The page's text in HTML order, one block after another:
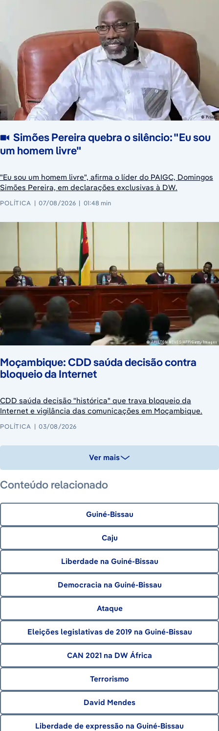
Simões Pereira quebra o silêncio: "Eu sou
um homem livre"
"Eu sou um homem livre", afirma o líder do PAIGC, Domingos
Simões Pereira, em declarações exclusivas à DW.
POLÍTICA 07/08/2026 01:48 min
Moçambique: CDD saúda decisão contra
bloqueio da Internet
CDD saúda decisão "histórica" que trava bloqueio da
Internet e vigilância das comunicações em Moçambique.
POLÍTICA 03/08/2026
Ver mais
Conteúdo relacionado
Guiné-Bissau
Caju
Liberdade na Guiné-Bissau
Democracia na Guiné-Bissau
Ataque
Eleições legislativas de 2019 na Guiné-Bissau
CAN 2021 na DW África
Terrorismo
David Mendes
Liberdade de expressão na Guiné-Bissau